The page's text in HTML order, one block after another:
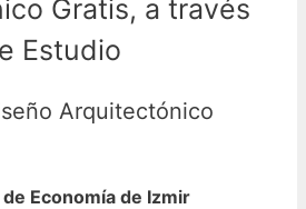
Gratis, a través
Estudio
Arquitectónico
Economía de Izmir